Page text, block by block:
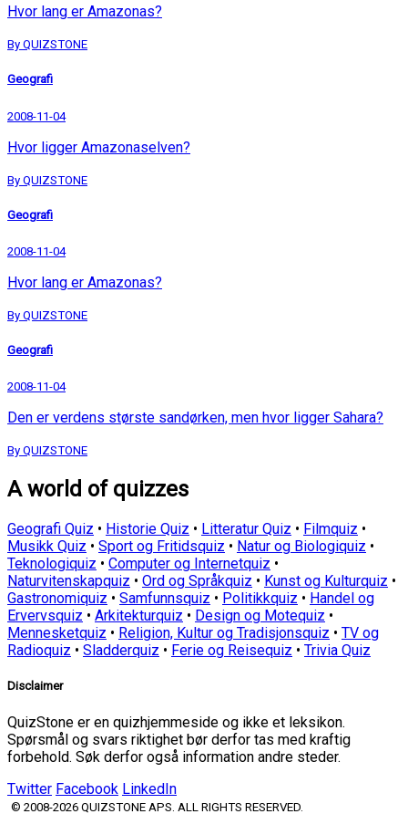
Hvor lang er Amazonas?
By QUIZSTONE
Geografi
2008-11-04
Hvor ligger Amazonaselven?
By QUIZSTONE
Geografi
2008-11-04
Hvor lang er Amazonas?
By QUIZSTONE
Geografi
2008-11-04
Den er verdens største sandørken, men hvor ligger Sahara?
By QUIZSTONE
A world of quizzes
Geografi Quiz • Historie Quiz • Litteratur Quiz • Filmquiz •
Musikk Quiz • Sport og Fritidsquiz • Natur og Biologiquiz •
Teknologiquiz • Computer og Internetquiz •
Naturvitenskapquiz • Ord og Språkquiz • Kunst og Kulturquiz •
Gastronomiquiz • Samfunnsquiz • Politikkquiz • Handel og
Ervervsquiz • Arkitekturquiz • Design og Motequiz •
Mennesketquiz • Religion, Kultur og Tradisjonsquiz • TV og
Radioquiz • Sladderquiz • Ferie og Reisequiz • Trivia Quiz
Disclaimer
QuizStone er en quizhjemmeside og ikke et leksikon.
Spørsmål og svars riktighet bør derfor tas med kraftig
forbehold. Søk derfor også information andre steder.
Twitter Facebook LinkedIn
© 2008-2026 QUIZSTONE APS. ALL RIGHTS RESERVED.